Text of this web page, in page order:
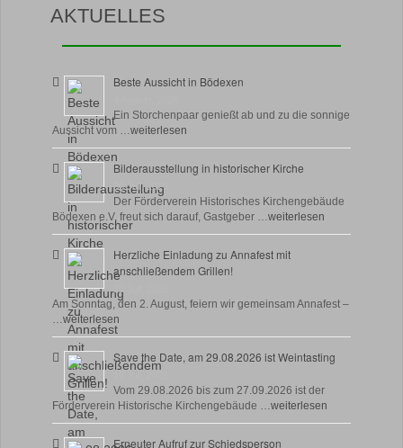
AKTUELLES
Beste Aussicht in Bödexen
Ein Storchenpaar genießt ab und zu die sonnige
Aussicht vom …weiterlesen
Bilderausstellung in historischer Kirche
30 Juli, 2026
Der Förderverein Historisches Kirchengebäude
Bödexen e.V. freut sich darauf, Gastgeber …weiterlesen
Herzliche Einladung zu Annafest mit
anschließendem Grillen!
Am Sonntag, den 2. August, feiern wir gemeinsam Annafest –
…weiterlesen
Save the Date, am 29.08.2026 ist Weintasting
Vom 29.08.2026 bis zum 27.09.2026 ist der
Förderverein Historische Kirchengebäude …weiterlesen
Erneuter Aufruf zur Schiedsperson